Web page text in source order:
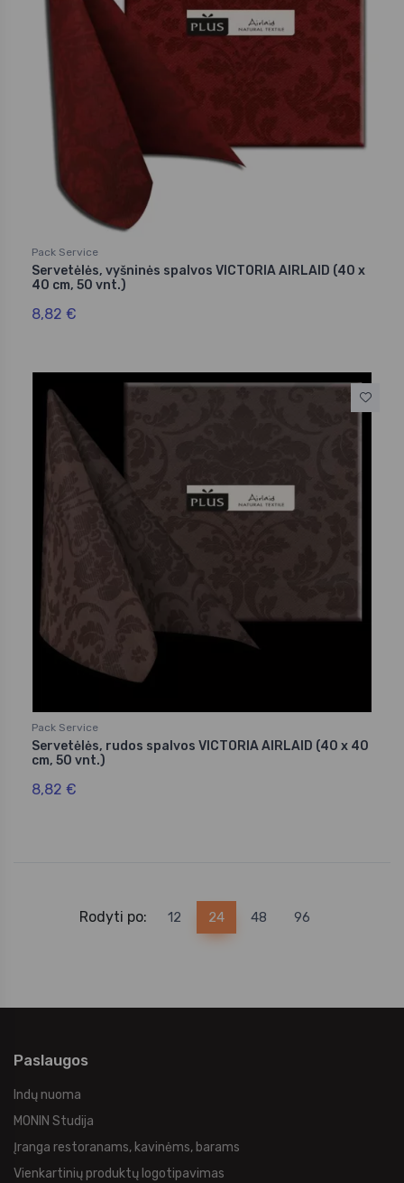
Pack Service
Servetėlės, vyšninės spalvos VICTORIA AIRLAID (40 x
40 cm, 50 vnt.)
8,82 €
Pack Service
Servetėlės, rudos spalvos VICTORIA AIRLAID (40 x 40
cm, 50 vnt.)
8,82 €
Rodyti po: 12 24 48 96
Paslaugos
Indų nuoma
MONIN Studija
Įranga restoranams, kavinėms, barams
Vienkartinių produktų logotipavimas